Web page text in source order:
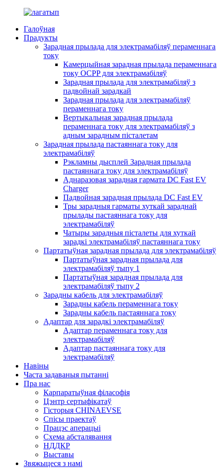
Галоўная
Прадукты
Зарадная прылада для электрамабіляў пераменнага
току
Камерцыйная зарадная прылада пераменнага
току OCPP для электрамабіляў
Зарадная прылада для электрамабіляў з
падвойнай зарадкай
Зарадная прылада для электрамабіляў
пераменнага току
Вертыкальная зарадная прылада
пераменнага току для электрамабіляў з
адным зарадным пісталетам
Зарадная прылада пастаяннага току для
электрамабіляў
Рэкламны дысплей Зарадная прылада
пастаяннага току для электрамабіляў
Аднаразовая зарадная гармата DC Fast EV
Charger
Падвойная зарадная прылада DC Fast EV
Тры зарадныя гарматы хуткай зараднай
прылады пастаяннага току для
электрамабіляў
Чатыры зарадныя пісталеты для хуткай
зарадкі электрамабіляў пастаяннага току
Партатыўная зарадная прылада для электрамабіляў
Партатыўная зарадная прылада для
электрамабіляў тыпу 1
Партатыўная зарадная прылада для
электрамабіляў тыпу 2
Зарадны кабель для электрамабіляў
Зарадны кабель пераменнага току
Зарадны кабель пастаяннага току
Адаптар для зарадкі электрамабіляў
Адаптар пераменнага току для
электрамабіляў
Адаптар пастаяннага току для
электрамабіляў
Навіны
Часта задаваныя пытанні
Пра нас
Карпаратыўная філасофія
Цэнтр сертыфікатаў
Гісторыя CHINAEVSE
Спісы праектаў
Працэс аперацыі
Схема абсталявання
НДДКР
Выставы
Звяжыцеся з намі